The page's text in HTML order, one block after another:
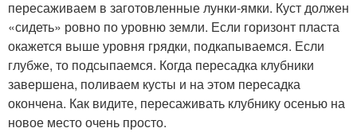
пересаживаем в заготовленные лунки-ямки. Куст должен
«сидеть» ровно по уровню земли. Если горизонт пласта
окажется выше уровня грядки, подкапываемся. Если
глубже, то подсыпаемся. Когда пересадка клубники
завершена, поливаем кусты и на этом пересадка
окончена. Как видите, пересаживать клубнику осенью на
новое место очень просто.